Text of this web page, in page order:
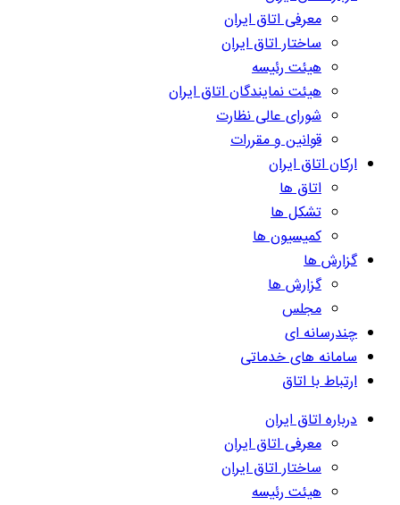
معرفی اتاق ایران
ساختار اتاق ایران
هیئت رئیسه
هیئت نمایندگان اتاق ایران
شورای عالی نظارت
قوانین و مقررات
ارکان اتاق ایران
اتاق ها
تشکل ها
کمیسیون ها
گزارش ها
گزارش ها
مجلس
چندرسانه ای
سامانه های خدماتی
ارتباط با اتاق
درباره اتاق ایران
معرفی اتاق ایران
ساختار اتاق ایران
هیئت رئیسه